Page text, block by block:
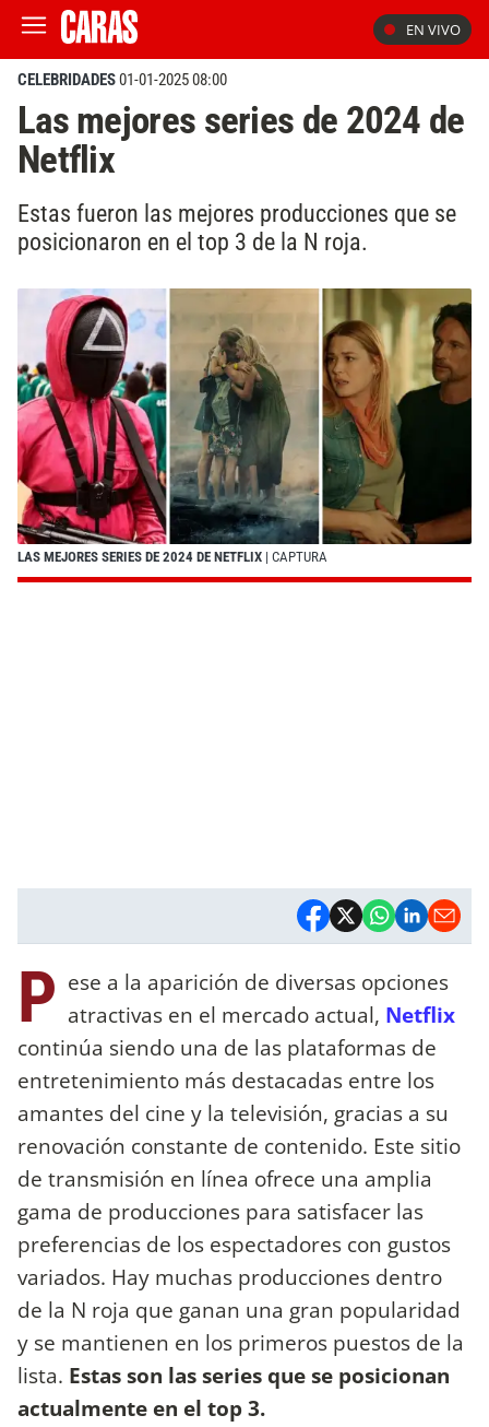
EN VIVO
CELEBRIDADES01-01-2025 08:00
Las mejores series de 2024 de
Netflix
Estas fueron las mejores producciones que se
posicionaron en el top 3 de la N roja.
LAS MEJORES SERIES DE 2024 DE NETFLIX | CAPTURA
P ese a la aparición de diversas opciones
atractivas en el mercado actual, Netflix
continúa siendo una de las plataformas de
entretenimiento más destacadas entre los
amantes del cine y la televisión, gracias a su
renovación constante de contenido. Este sitio
de transmisión en línea ofrece una amplia
gama de producciones para satisfacer las
preferencias de los espectadores con gustos
variados. Hay muchas producciones dentro
de la N roja que ganan una gran popularidad
y se mantienen en los primeros puestos de la
lista. Estas son las series que se posicionan
actualmente en el top 3.